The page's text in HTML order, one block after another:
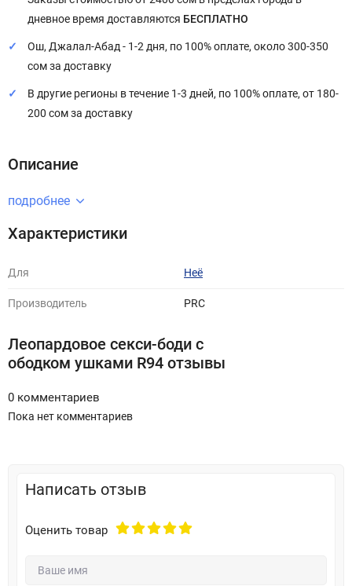
дневное время доставляются БЕСПЛАТНО
Ош, Джалал-Абад - 1-2 дня, по 100% оплате, около 300-350
сом за доставку
В другие регионы в течение 1-3 дней, по 100% оплате, от 180-
200 сом за доставку
Описание
подробнее
Характеристики
Для Неё
Производитель PRC
Леопардовое секси-боди с
ободком ушками R94 отзывы
0 комментариев
Пока нет комментариев
Написать отзыв
Оценить товар